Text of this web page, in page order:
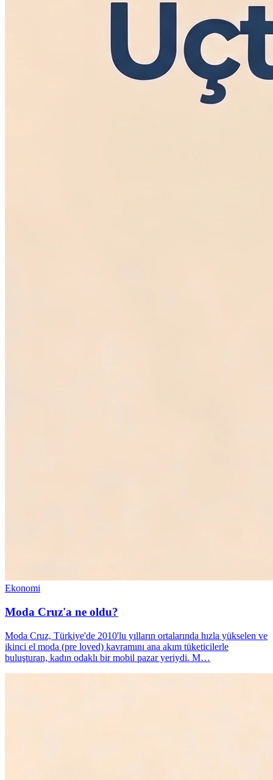
Ekonomi
Moda Cruz'a ne oldu?
Moda Cruz, Türkiye'de 2010'lu yılların ortalarında hızla yükselen ve
ikinci el moda (pre loved) kavramını ana akım tüketicilerle
buluşturan, kadın odaklı bir mobil pazar yeriydi. M…